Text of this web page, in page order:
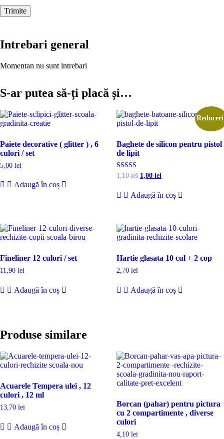
Intrebari general
Momentan nu sunt intrebari
S-ar putea să-ți placă și…
Paiete decorative ( glitter ) , 6
culori / set
5,00 lei
Adaugă în coș
Baghete de silicon pentru pistol
de lipit
Evaluat la
1,10lei Prețul
fost:
1,00 leiPrețul
1,00 lei.
Adaugă în coș
Fineliner 12 culori / set
11,90 lei
Adaugă în coș
Hartie glasata 10 cul + 2 cop
2,70 lei
Adaugă în coș
Produse similare
Acuarele Tempera ulei , 12
culori , 12 ml
13,70 lei
Adaugă în coș
Borcan (pahar) pentru pictura
cu 2 compartimente , diverse
culori
4,10 lei